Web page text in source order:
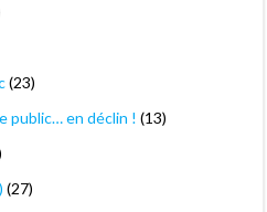
(23)
public… en déclin ! (13)
(27)